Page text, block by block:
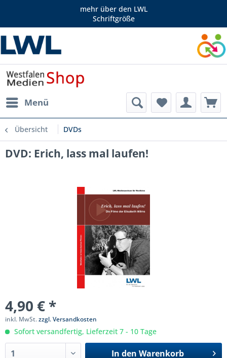
mehr über den LWL
Schriftgröße
Menü
Übersicht DVDs
DVD: Erich, lass mal laufen!
4,90 € *
inkl. MwSt.zzgl. Versandkosten
Sofort versandfertig, Lieferzeit 7 - 10 Tage
In den Warenkorb